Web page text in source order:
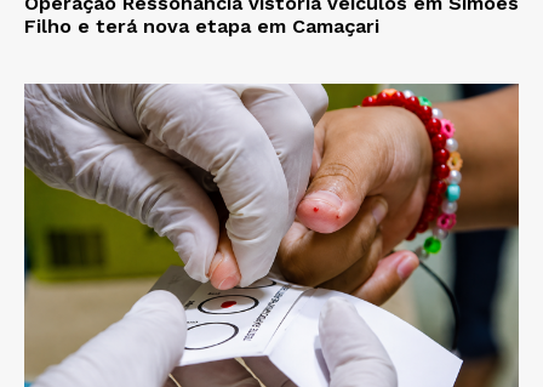
Filho e terá nova etapa em Camaçari